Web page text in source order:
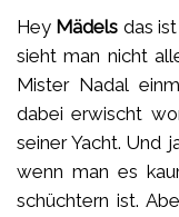
Hey Mädels das
sieht man nicht
Mister Nadal
dabei erwischt
seiner Yacht. Und
wenn man es
schüchtern ist.